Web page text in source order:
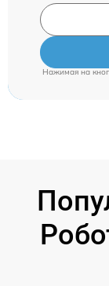
Нажимая на